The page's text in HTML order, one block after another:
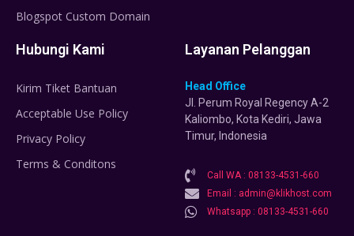
Blogspot Custom Domain
Hubungi Kami
Kirim Tiket Bantuan
Acceptable Use Policy
Privacy Policy
Terms & Conditons
Layanan Pelanggan
Head Office
Jl. Perum Royal Regency A-2
Kaliombo, Kota Kediri, Jawa
Timur, Indonesia
Call WA : 08133-4531-660
Email : admin@klikhost.com
Whatsapp : 08133-4531-660